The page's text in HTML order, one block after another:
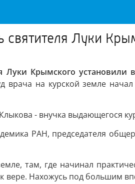
святителя Луки
Луки Крымского установили
врача на курской земле
- внучка выдающегося
РАН, председателя
там, где начинал
вере. Нахожусь под большим